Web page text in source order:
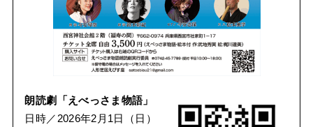
朗読劇「えべっさま物語」
日時／2026年2月1日（日）